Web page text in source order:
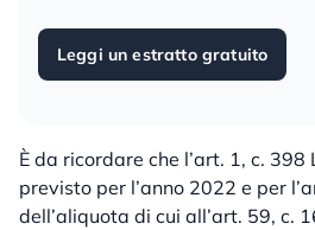
Leggi un estratto gratuito
È da ricordare che l’art. 1, c.
previsto per l’anno 2022 e per
dell’aliquota di cui all’art. 59, c.